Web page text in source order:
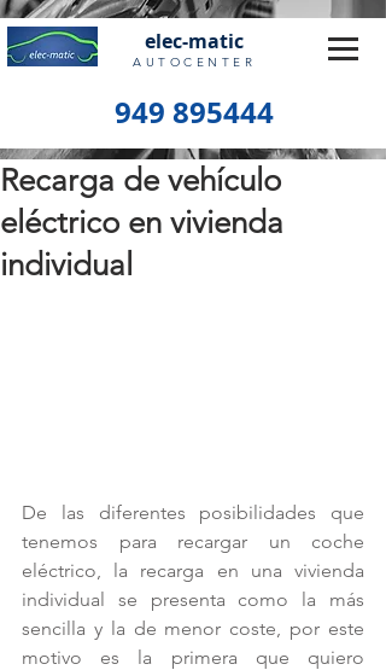
elec-matic
AUTOCENTER
949 895444
Recarga de vehículo
eléctrico en vivienda
individual
De las diferentes posibilidades que
tenemos para recargar un coche
eléctrico, la recarga en una vivienda
individual se presenta como la más
sencilla y la de menor coste, por este
motivo es la primera que quiero